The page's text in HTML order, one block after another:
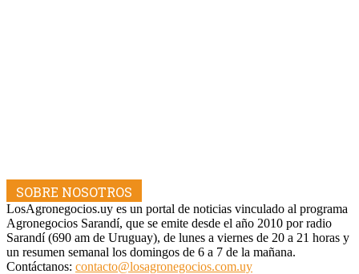
SOBRE NOSOTROS
LosAgronegocios.uy es un portal de noticias vinculado al programa
Agronegocios Sarandí, que se emite desde el año 2010 por radio
Sarandí (690 am de Uruguay), de lunes a viernes de 20 a 21 horas y
un resumen semanal los domingos de 6 a 7 de la mañana.
Contáctanos: contacto@losagronegocios.com.uy